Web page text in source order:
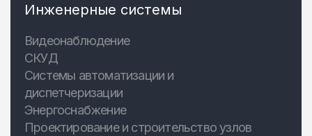
Инженерные системы
Видеонаблюдение
СКУД
Системы автоматизации и
диспетчеризации
Энергоснабжение
Проектирование и строительство узлов